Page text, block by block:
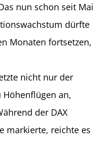
nun schon seit Mai
dürfte
Monaten fortsetzen,
nicht nur der
Höhenflügen an,
der DAX
markierte, reichte es